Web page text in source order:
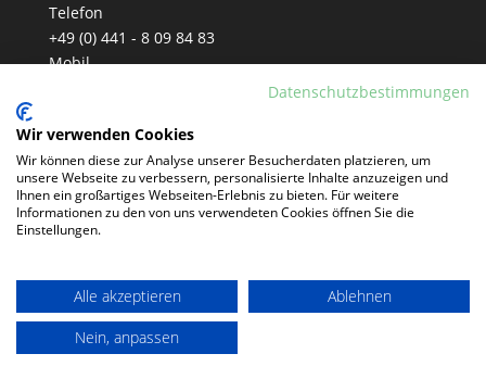
Telefon
+49 (0) 441 - 8 09 84 83
Mobil
info@tm-telemarketing.de
Datenschutzbestimmungen
Wir verwenden Cookies
Wir können diese zur Analyse unserer Besucherdaten platzieren, um
unsere Webseite zu verbessern, personalisierte Inhalte anzuzeigen und
Ihnen ein großartiges Webseiten-Erlebnis zu bieten. Für weitere
Informationen zu den von uns verwendeten Cookies öffnen Sie die
Einstellungen.
Alle akzeptieren
Ablehnen
Nein, anpassen